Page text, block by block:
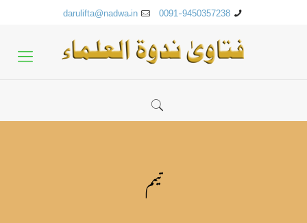
0091-9450357238
darulifta@nadwa.in
تیمم